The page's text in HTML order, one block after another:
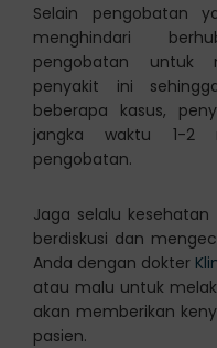
Selain pengobatan
menghindari
pengobatan untuk
penyakit ini
beberapa kasus,
jangka waktu 1-2
pengobatan.
Jaga selalu
berdiskusi dan
Anda dengan dokter
atau malu untuk
akan memberikan
pasien.